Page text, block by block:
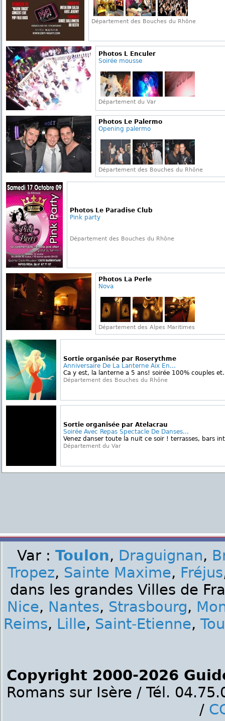
Département des Bouches du Rhône
Photos L Enculer
Soirée mousse
Département du Var
Photos Le Palermo
Opening palermo
Département des Bouches du Rhône
Photos Le Paradise Club
Pink party
Département des Bouches du Rhône
Photos La Perle
Nova
Département des Alpes Maritimes
Sortie organisée par Roserythme
Anniversaire De La Lanterne Aix En...
Ca y est, la lanterne a 5 ans! soirée 100% couples
Département des Bouches du Rhône
Sortie organisée par Atelacrau
Soirée Avec Repas Spectacle De Danses...
Venez danser toute la nuit ce soir ! terrasses, bars
Département du Var
Var : Toulon, Draguignan,
Tropez, Sainte Maxime, Fréjus
dans les grandes Villes de
Nice, Nantes, Strasbourg,
Reims, Lille, Saint-Etienne,
Copyright 2000-2026
Romans sur Isère / Tél.
/